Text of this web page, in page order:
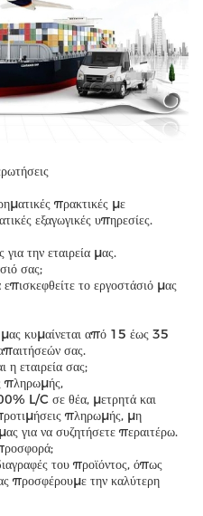
πρακτικές με
εξαγωγικές υπηρεσίες.
την εταιρεία μας.
σας;
το εργοστάσιό μας
κυμαίνεται από 15 έως 35
σας.
εταιρεία σας;
πληρωμής,
L/C σε θέα, μετρητά και
πληρωμής, μη
για να συζητήσετε περαιτέρω.
του προϊόντος, όπως
προσφέρουμε την καλύτερη